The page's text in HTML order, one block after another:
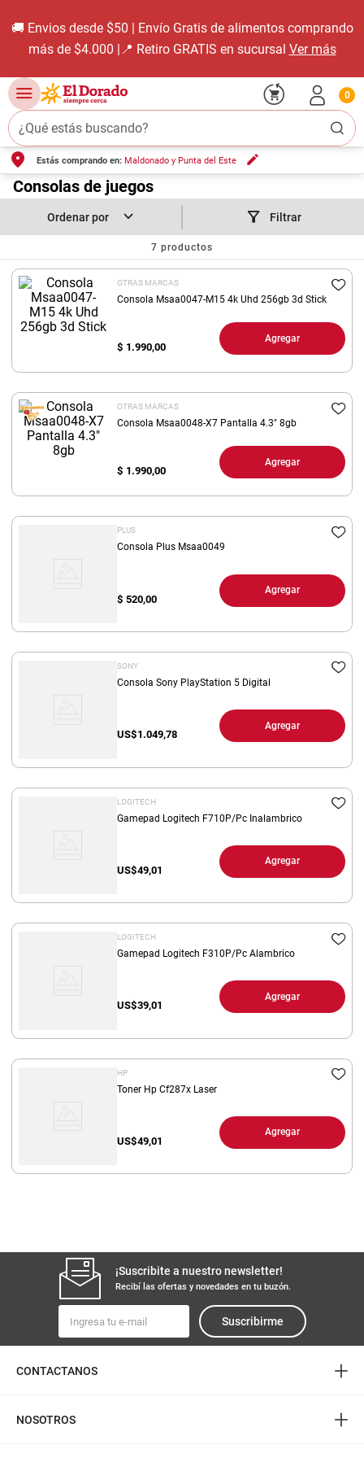
| Envío Gratis de alimentos comprando
Retiro GRATIS en sucursalVer más
¿Qué estás buscando?
0
Estás comprando en: Maldonado y Punta del Este
Consolas de juegos
Filtrar
7 productos
OTRAS MARCAS
Consola Msaa0047-M15 4k Uhd 256gb 3d Stick
$ 1.990,00
Agregar
OTRAS MARCAS
Consola Msaa0048-X7 Pantalla 4.3" 8gb
$ 1.990,00
Agregar
PLUS
Consola Plus Msaa0049
$ 520,00
Agregar
SONY
Consola Sony PlayStation 5 Digital
US$1.049,78
Agregar
LOGITECH
Gamepad Logitech F710P/Pc Inalambrico
US$49,01
Agregar
LOGITECH
Gamepad Logitech F310P/Pc Alambrico
US$39,01
Agregar
HP
Toner Hp Cf287x Laser
US$49,01
Agregar
¡Suscribite a nuestro newsletter!
Recibí las ofertas y novedades en tu buzón.
Suscribirme
CONTACTANOS +
NOSOTROS
+
TÉRMINOS MÁS BUSCADOS
leche
4. queso
5. pollo
. bondiola
. fideos